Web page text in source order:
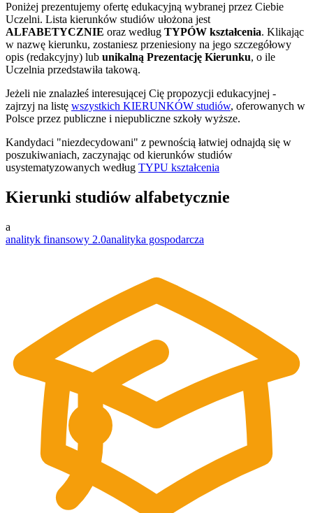
Poniżej prezentujemy ofertę edukacyjną wybranej przez Ciebie
Uczelni. Lista kierunków studiów ułożona jest
ALFABETYCZNIE oraz według TYPÓW kształcenia. Klikając
w nazwę kierunku, zostaniesz przeniesiony na jego szczegółowy
opis (redakcyjny) lub unikalną Prezentację Kierunku, o ile
Uczelnia przedstawiła takową.
Jeżeli nie znalazłeś interesującej Cię propozycji edukacyjnej -
zajrzyj na listę wszystkich KIERUNKÓW studiów, oferowanych w
Polsce przez publiczne i niepubliczne szkoły wyższe.
Kandydaci "niezdecydowani" z pewnością łatwiej odnajdą się w
poszukiwaniach, zaczynając od kierunków studiów
usystematyzowanych według TYPU kształcenia
Kierunki studiów alfabetycznie
a
analityk finansowy 2.0analityka gospodarcza